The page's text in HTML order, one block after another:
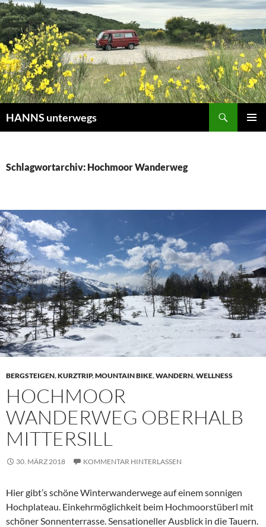
Zum
Inhalt
springen
HANNS unterwegs
Schlagwortarchiv: Hochmoor Wanderweg
BERGSTEIGEN,KURZTRIP,MOUNTAIN BIKE,WANDERN,WELLNESS
HOCHMOOR
WANDERWEG OBERHALB
MITTERSILL
30. MÄRZ 2018 KOMMENTAR HINTERLASSEN
Hier gibt’s schöne Winterwanderwege auf einem sonnigen
Hochplateau. Einkehrmöglichkeit beim Hochmoorstüberl mit
schöner Sonnenterrasse. Sensationeller Ausblick in die Tauern.